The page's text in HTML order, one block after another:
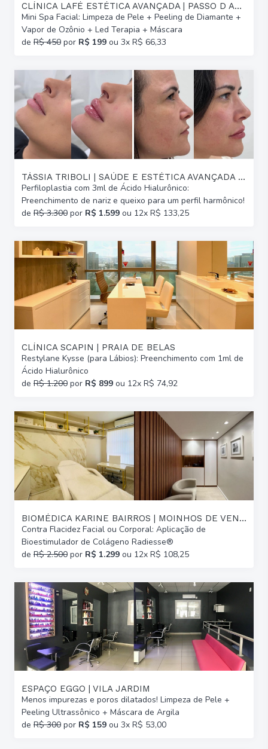
CLÍNICA LAFÉ ESTÉTICA AVANÇADA | PASSO D AREIA
Mini Spa Facial: Limpeza de Pele + Peeling de Diamante +
Vapor de Ozônio + Led Terapia + Máscara
de R$ 450 por R$ 199 ou 3x R$ 66,33
TÁSSIA TRIBOLI | SAÚDE E ESTÉTICA AVANÇADA | GLÓRIA
Perfiloplastia com 3ml de Ácido Hialurônico:
Preenchimento de nariz e queixo para um perfil harmônico!
de R$ 3.300 por R$ 1.599 ou 12x R$ 133,25
CLÍNICA SCAPIN | PRAIA DE BELAS
Restylane Kysse (para Lábios): Preenchimento com 1ml de
Ácido Hialurônico
de R$ 1.200 por R$ 899 ou 12x R$ 74,92
BIOMÉDICA KARINE BAIRROS | MOINHOS DE VENTO
Contra Flacidez Facial ou Corporal: Aplicação de
Bioestimulador de Colágeno Radiesse®
de R$ 2.500 por R$ 1.299 ou 12x R$ 108,25
ESPAÇO EGGO | VILA JARDIM
Menos impurezas e poros dilatados! Limpeza de Pele +
Peeling Ultrassônico + Máscara de Argila
de R$ 300 por R$ 159 ou 3x R$ 53,00